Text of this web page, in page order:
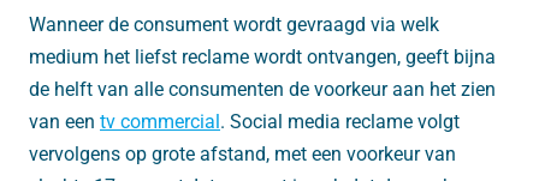
Wanneer de consument wordt gevraagd via welk
medium het liefst reclame wordt ontvangen, geeft bijna
de helft van alle consumenten de voorkeur aan het zien
van een tv commercial. Social media reclame volgt
vervolgens op grote afstand, met een voorkeur van